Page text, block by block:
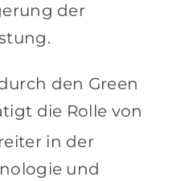
der
den Green
die Rolle von
in der
und